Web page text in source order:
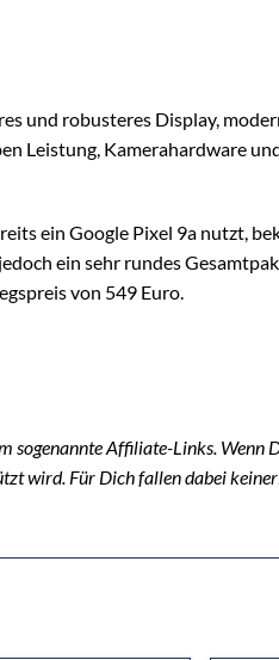
und robusteres Display,
Leistung, Kamerahardware
ein Google Pixel 9a nutzt,
ein sehr rundes
von 549 Euro.
sogenannte Affiliate-Links. Wenn
wird. Für Dich fallen dabei